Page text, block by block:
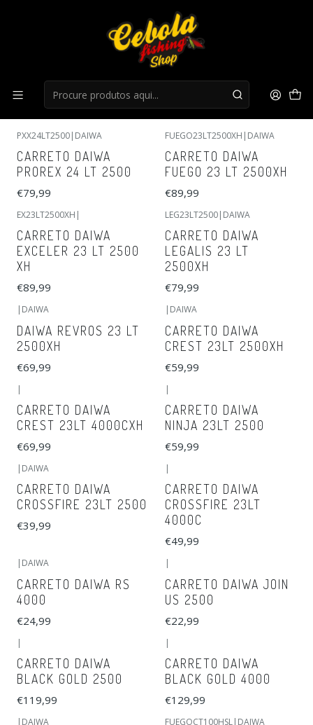
DAIWA
DAIWA
FILTROS
PXX24LT2500| DAIWA
CARRETO DAIWA
PROREX 24 LT 2500
€79,99
FUEGO23LT2500XH | DAIWA
CARRETO DAIWA
FUEGO 23 LT 2500XH
€89,99
EX23LT2500XH |
CARRETO DAIWA
EXCELER 23 LT 2500
XH
€89,99
LEG23LT2500| DAIWA
CARRETO DAIWA
LEGALIS 23 LT
2500XH
€79,99
| DAIWA
DAIWA REVROS 23 LT
2500XH
€69,99
| DAIWA
CARRETO DAIWA
CREST 23LT 2500XH
€59,99
|
CARRETO DAIWA
CREST 23LT 4000CXH
€69,99
|
CARRETO DAIWA
NINJA 23LT 2500
€59,99
| DAIWA
CARRETO DAIWA
CROSSFIRE 23LT 2500
€39,99
|
CARRETO DAIWA
CROSSFIRE 23LT
4000C
€49,99
DAIWA
CARRETO DAIWA RS
4000
€24,99
CARRETO DAIWA JOIN
US 2500
€22,99
|
CARRETO DAIWA
BLACK GOLD 2500
€119,99
|
CARRETO DAIWA
BLACK GOLD 4000
€129,99
| DAIWA FUEGOCT100HSL| DAIWA